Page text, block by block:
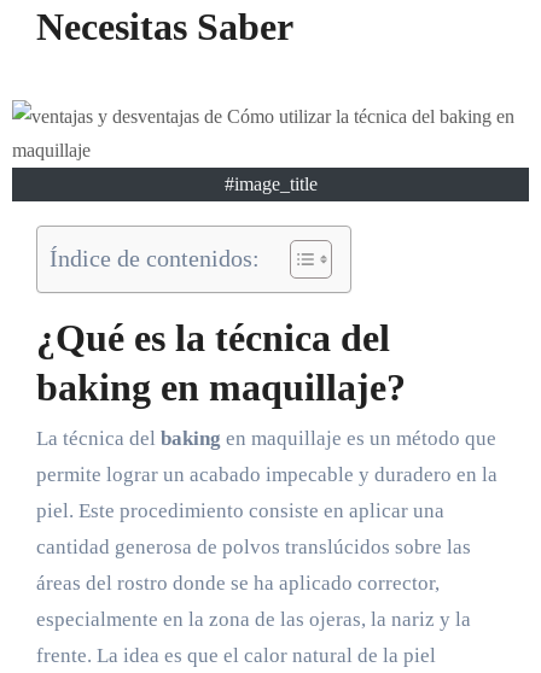
Necesitas Saber
#image_title
Índice de contenidos:
¿Qué es la técnica del
baking en maquillaje?
La técnica del baking en maquillaje es un método que
permite lograr un acabado impecable y duradero en la
piel. Este procedimiento consiste en aplicar una
cantidad generosa de polvos translúcidos sobre las
áreas del rostro donde se ha aplicado corrector,
especialmente en la zona de las ojeras, la nariz y la
frente. La idea es que el calor natural de la piel